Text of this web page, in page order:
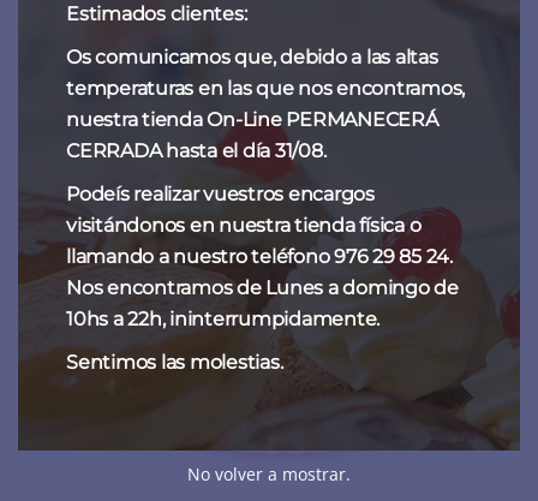
Estimados clientes:
Os comunicamos que, debido a las altas
temperaturas en las que nos encontramos,
nuestra tienda On-Line PERMANECERÁ
CERRADA hasta el día 31/08.
Podeís realizar vuestros encargos
visitándonos en nuestra tienda física o
llamando a nuestro teléfono 976 29 85 24.
Nos encontramos de Lunes a domingo de
10hs a 22h, ininterrumpidamente.
Sentimos las molestias.
No volver a mostrar.